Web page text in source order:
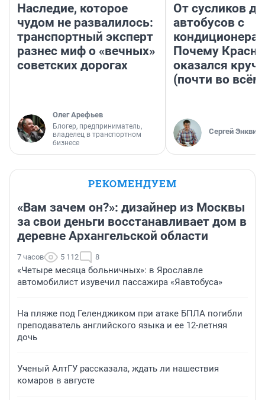
Наследие, которое
чудом не развалилось:
транспортный эксперт
разнес миф о «вечных»
советских дорогах
Олег Арефьев
Блогер, предприниматель,
владелец в транспортном
бизнесе
От сусликов до
автобусов с
Почему
оказался
(почти во
Сергей Энквист
РЕКОМЕНДУЕМ
«Вам зачем он?»: дизайнер из Москвы
за свои деньги восстанавливает дом в
деревне Архангельской области
7 часов 5 112 8
«Четыре месяца больничных»: в Ярославле
автомобилист изувечил пассажира «Яавтобуса»
На пляже под Геленджиком при атаке БПЛА погибли
преподаватель английского языка и ее 12-летняя
дочь
Ученый АлтГУ рассказала, ждать ли нашествия
комаров в августе